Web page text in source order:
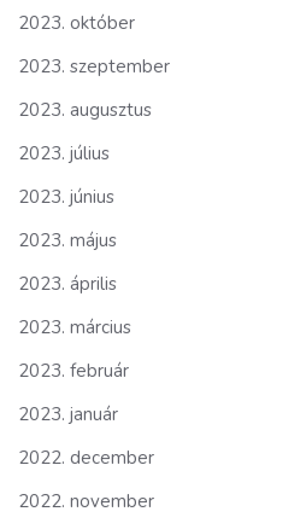
2023. október
2023. szeptember
2023. augusztus
2023. július
2023. június
2023. május
2023. április
2023. március
2023. február
2023. január
2022. december
2022. november